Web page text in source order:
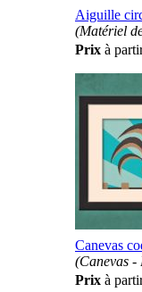
Aiguille
(Matériel
Prix à
Canevas
(Canevas -
Prix à